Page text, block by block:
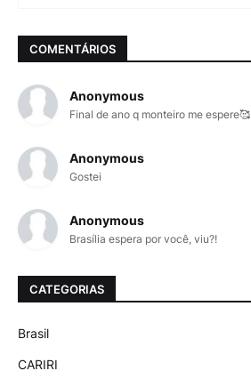
COMENTÁRIOS
Anonymous
Final de ano q monteiro me espere🥰
Anonymous
Gostei
Anonymous
Brasília espera por você, viu?!
CATEGORIAS
Brasil
CARIRI